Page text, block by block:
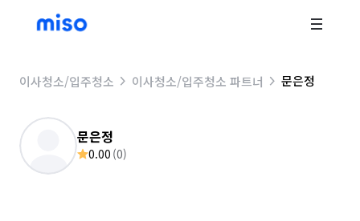
이사청소/입주청소 이사청소/입주청소 파트너 문은정
문은정
0.00 (0)